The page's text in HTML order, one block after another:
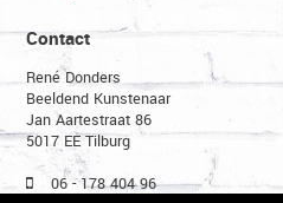
Contact
René Donders
Beeldend Kunstenaar
Jan Aartestraat 86
5017 EE Tilburg
06 - 178 404 96